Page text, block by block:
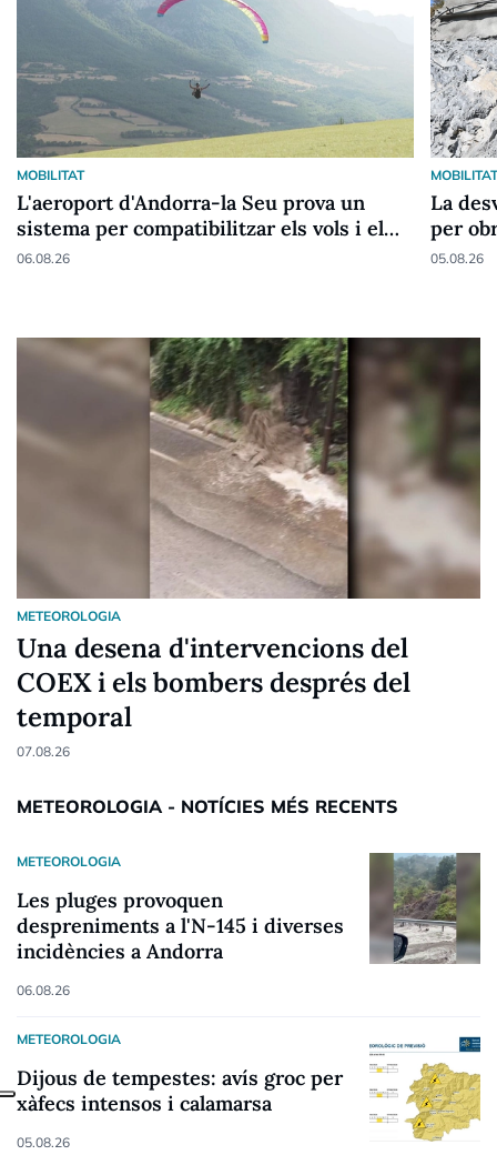
MOBILITAT
L'aeroport d'Andorra-la Seu prova un
sistema per compatibilitzar els vols i el
parapent
06.08.26
La
per
05.08.26
METEOROLOGIA
Una desena d'intervencions del
COEX i els bombers després del
temporal
07.08.26
METEOROLOGIA - NOTÍCIES MÉS RECENTS
METEOROLOGIA
Les pluges provoquen
despreniments a l'N-145 i diverses
incidències a Andorra
06.08.26
METEOROLOGIA
Dijous de tempestes: avís groc per
xàfecs intensos i calamarsa
05.08.26